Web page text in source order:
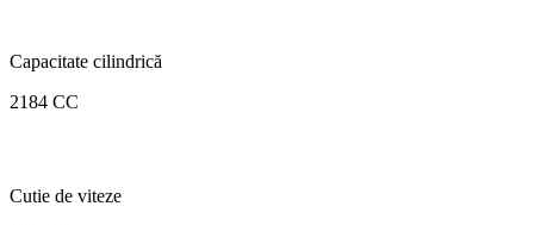
Capacitate cilindrică
2184 CC
Cutie de viteze